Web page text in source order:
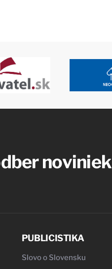
noviniek
PUBLICISTIKA
Slovo o Slovensku